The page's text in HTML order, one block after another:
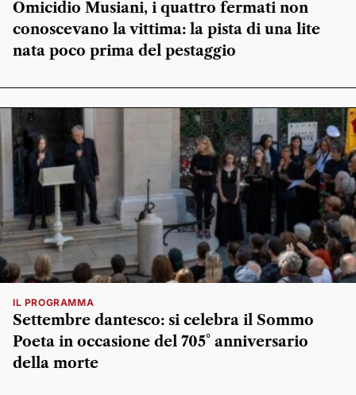
Omicidio Musiani, i quattro fermati non
conoscevano la vittima: la pista di una lite
nata poco prima del pestaggio
IL PROGRAMMA
Settembre dantesco: si celebra il Sommo
Poeta in occasione del 705° anniversario
della morte